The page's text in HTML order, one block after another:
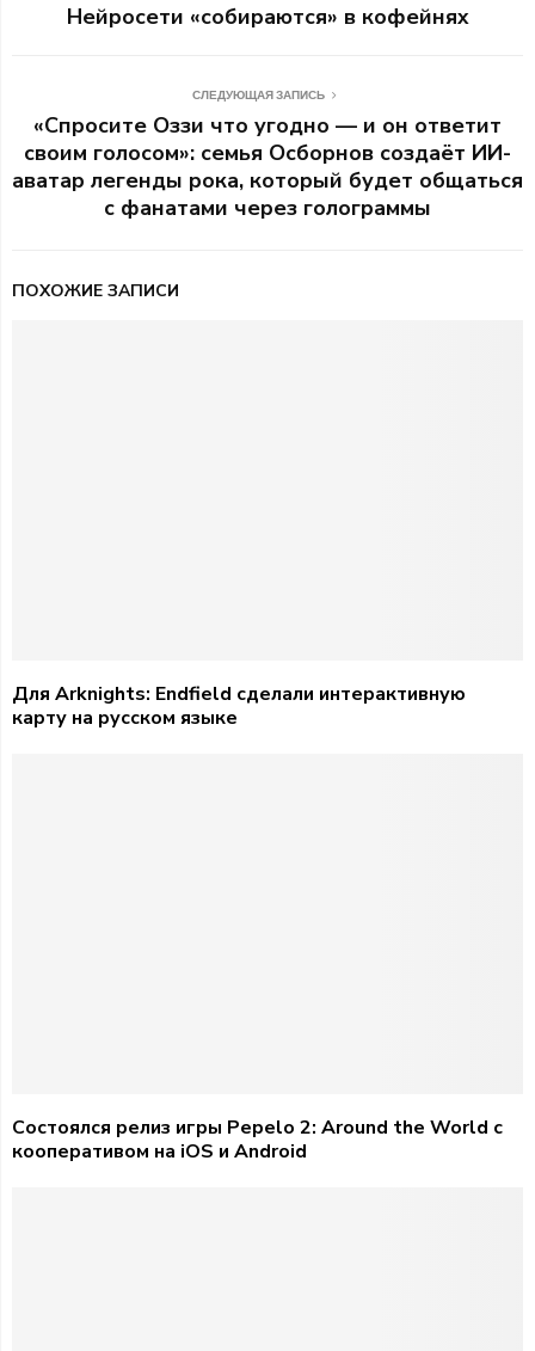
Нейросети «собираются» в кофейнях
СЛЕДУЮЩАЯ ЗАПИСЬ
«Спросите Оззи что угодно — и он ответит
своим голосом»: семья Осборнов создаёт ИИ-
аватар легенды рока, который будет общаться
с фанатами через голограммы
ПОХОЖИЕ ЗАПИСИ
Для Arknights: Endfield сделали интерактивную
карту на русском языке
Состоялся релиз игры Pepelo 2: Around the World с
кооперативом на iOS и Android